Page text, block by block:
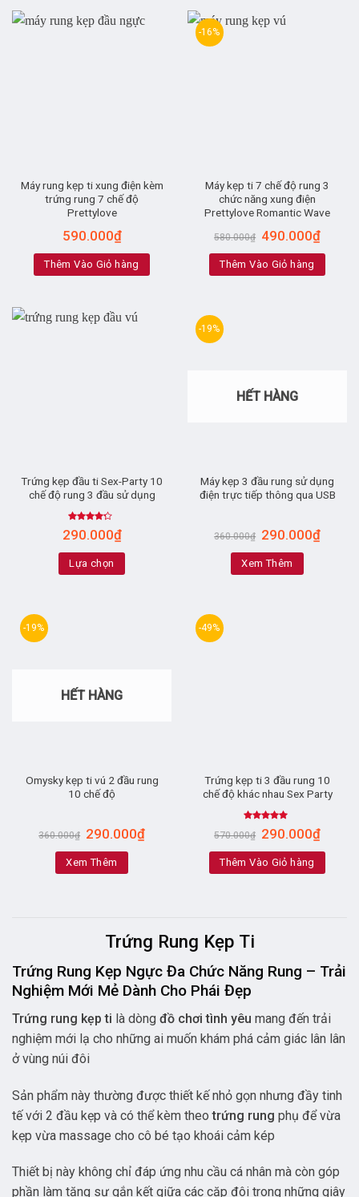
Máy rung kẹp ti xung điện kèm
trứng rung 7 chế độ
Prettylove
590.000₫
Thêm Vào Giỏ hàng
-16%
Máy kẹp ti 7 chế độ rung 3
chức năng xung điện
Prettylove Romantic Wave
580.000₫ 490.000₫
Thêm Vào Giỏ hàng
Trứng kẹp đầu ti Sex-Party 10
chế độ rung 3 đầu sử dụng
Rated
4.00out
290.000₫
Lựa chọn
-19%
HẾT HÀNG
Máy kẹp 3 đầu rung sử dụng
điện trực tiếp thông qua USB
360.000₫ 290.000₫
Xem Thêm
-19%
HẾT HÀNG
Omysky kẹp ti vú 2 đầu rung
10 chế độ
360.000₫ 290.000₫
Xem Thêm
-49%
Trứng kẹp ti 3 đầu rung 10
chế độ khác nhau Sex Party
Rated5.00
out of 5
570.000₫ 290.000₫
Thêm Vào Giỏ hàng
Trứng Rung Kẹp Ti
Trứng Rung Kẹp Ngực Đa Chức Năng Rung – Trải
Nghiệm Mới Mẻ Dành Cho Phái Đẹp
Trứng rung kẹp ti là dòng đồ chơi tình yêu mang đến trải
nghiệm mới lạ cho những ai muốn khám phá cảm giác lân lân
ở vùng núi đôi
Sản phẩm này thường được thiết kế nhỏ gọn nhưng đầy tinh
tế với 2 đầu kẹp và có thể kèm theotrứng rung phụ để vừa
kẹp vừa massage cho cô bé tạo khoái cảm kép
Thiết bị này không chỉ đáp ứng nhu cầu cá nhân mà còn góp
phần làm tăng sự gắn kết giữa các cặp đôi trong những giây